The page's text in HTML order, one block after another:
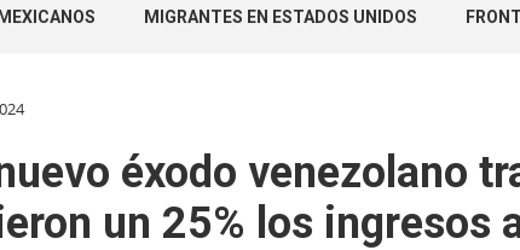
MIGRANTES EN ESTADOS UNIDOS
éxodo venezolano
un 25% los ingresos